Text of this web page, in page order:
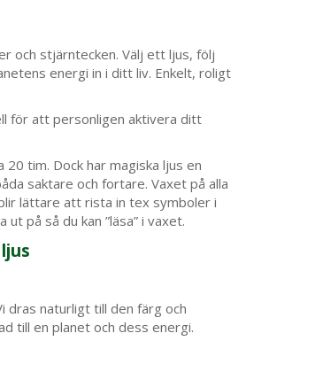
och stjärntecken. Välj ett ljus, följ
energi in i ditt liv. Enkelt, roligt
för att personligen aktivera ditt
tim. Dock har magiska ljus en
saktare och fortare. Vaxet på alla
lättare att rista in tex symboler i
på så du kan ”läsa” i vaxet.
dras naturligt till den färg och
till en planet och dess energi.